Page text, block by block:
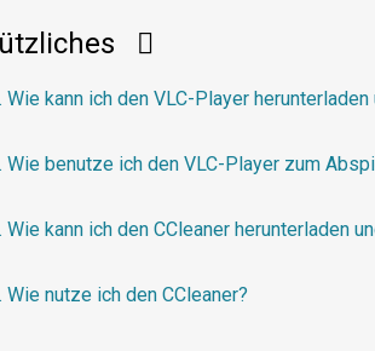
Wie kann ich den VLC-Player
Wie benutze ich den VLC-Player zum
Wie kann ich den CCleaner herunterladen
Wie nutze ich den CCleaner?